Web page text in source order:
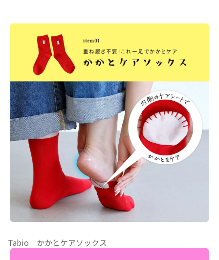
Tabio かかとケアソックス